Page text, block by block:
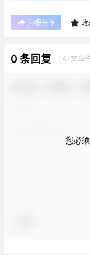
海报分享 收
0 条回复 A 文章
您必